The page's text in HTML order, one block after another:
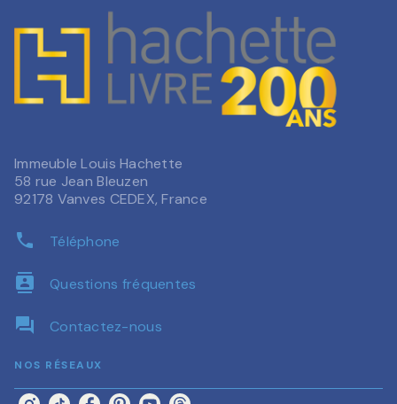
Immeuble Louis Hachette
58 rue Jean Bleuzen
92178 Vanves CEDEX, France
phone Téléphone
contacts Questions fréquentes
question_answer Contactez-nous
NOS RÉSEAUX